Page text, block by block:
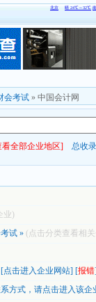
会考试 » 中国会计网
看全部企业地区] 总收
业)
试 » (点击分类查看相
[点击进入企业网站] [报错
方式， 请点击进入该企